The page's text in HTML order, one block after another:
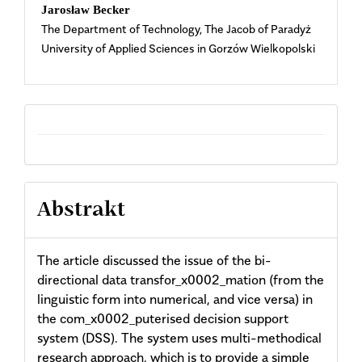
Content
Jarosław Becker
The Department of Technology, The Jacob of Paradyż
University of Applied Sciences in Gorzów Wielkopolski
Abstrakt
The article discussed the issue of the bi-
directional data transfor_x0002_mation (from the
linguistic form into numerical, and vice versa) in
the com_x0002_puterised decision support
system (DSS). The system uses multi-methodical
research approach, which is to provide a simple